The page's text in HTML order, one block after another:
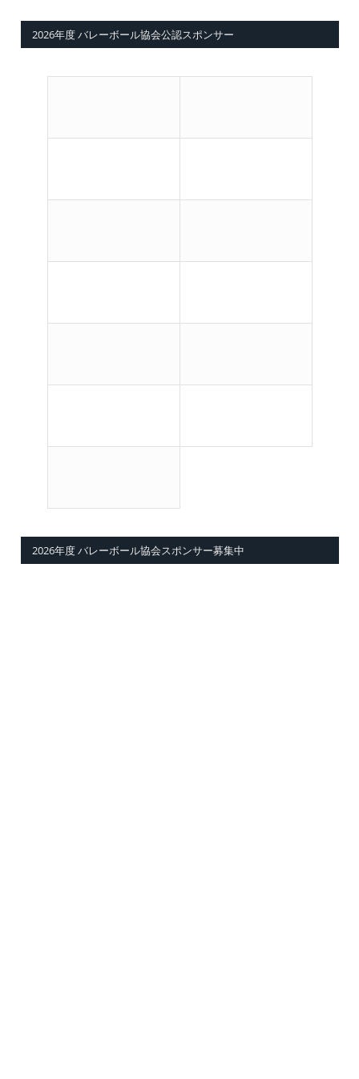
2026年度 バレーボール協会公認スポンサー
2026年度 バレーボール協会スポンサー募集中